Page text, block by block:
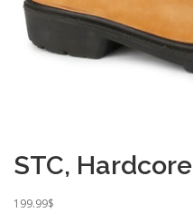
STC, Hardcore
199.99$